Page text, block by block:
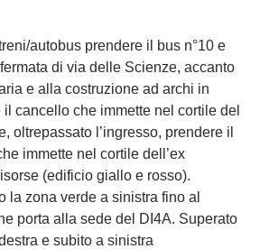
autobus prendere il bus n°10 e
di via delle Scienze, accanto
e alla costruzione ad archi in
il cancello che immette nel cortile del
oltrepassato l’ingresso, prendere il
immette nel cortile dell’ex
(edificio giallo e rosso).
la zona verde a sinistra fino al
porta alla sede del DI4A. Superato
e subito a sinistra